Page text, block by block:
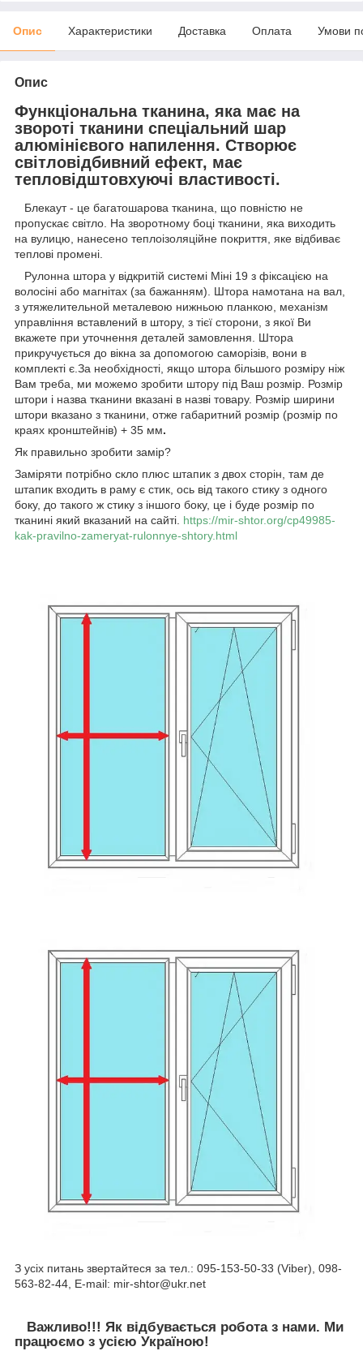
Опис Характеристики Доставка Оплата Умови
Опис
Функціональна тканина, яка має на
звороті тканини спеціальний шар
алюмінієвого напилення. Створює
світловідбивний ефект, має
тепловідштовхуючі властивості.
Блекаут - це багатошарова тканина, що повністю не
пропускає світло. На зворотному боці тканини, яка виходить
на вулицю, нанесено теплоізоляційне покриття, яке відбиває
теплові промені.
Рулонна штора у відкритій системі Міні 19 з фіксацією на
волосіні або магнітах (за бажанням). Штора намотана на вал,
з утяжелительной металевою нижньою планкою, механізм
управління вставлений в штору, з тієї сторони, з якої Ви
вкажете при уточнення деталей замовлення. Штора
прикручується до вікна за допомогою саморізів, вони в
комплекті є.За необхідності, якщо штора більшого розміру ніж
Вам треба, ми можемо зробити штору під Ваш розмір. Розмір
штори і назва тканини вказані в назві товару. Розмір ширини
штори вказано з тканини, отже габаритний розмір (розмір по
краях кронштейнів) + 35 мм.
Як правильно зробити замір?
Заміряти потрібно скло плюс штапик з двох сторін, там де
штапик входить в раму є стик, ось від такого стику з одного
боку, до такого ж стику з іншого боку, це і буде розмір по
тканині який вказаний на сайті. https://mir-shtor.org/cp49985-
kak-pravilno-zameryat-rulonnye-shtory.html
З усіх питань звертайтеся за тел.: 095-153-50-33 (Viber), 098-
563-82-44, E-mail: mir-shtor@ukr.net
Важливо!!! Як відбувається робота з нами. Ми
працюємо з усією Україною!